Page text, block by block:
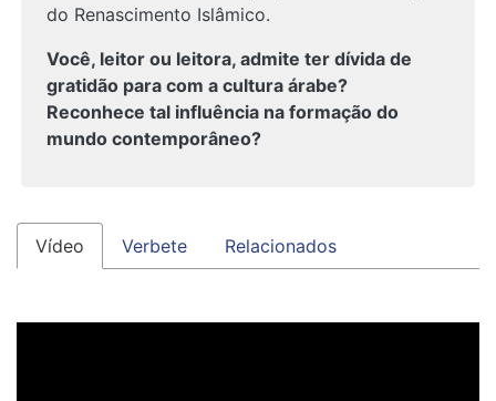
do Renascimento Islâmico.
Você, leitor ou leitora, admite ter dívida de
gratidão para com a cultura árabe?
Reconhece tal influência na formação do
mundo contemporâneo?
Vídeo Verbete Relacionados